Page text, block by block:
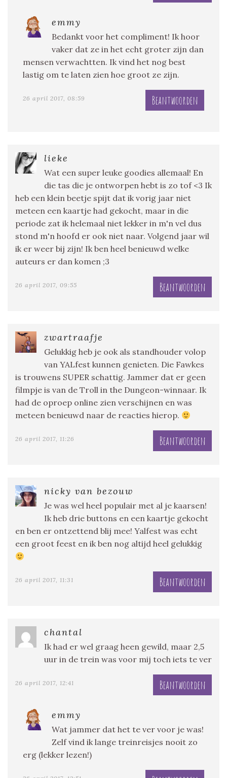
emmy
Bedankt voor het compliment! Ik hoor
vaker dat ze in het echt groter zijn dan
mensen verwachtten. Ik vind het nog best
lastig om te laten zien hoe groot ze zijn.
26 april 2017, 08:59 Beantwoorden
lieke
Wat een super leuke goodies allemaal! En
die tas die je ontworpen hebt is zo tof <3 Ik
heb een klein beetje spijt dat ik vorig jaar niet
meteen een kaartje had gekocht, maar in die
periode zat ik helemaal niet lekker in m'n vel dus
stond m'n hoofd er ook niet naar. Volgend jaar wil
ik er weer bij zijn! Ik ben heel benieuwd welke
auteurs er dan komen ;3
26 april 2017, 09:55 Beantwoorden
zwartraafje
Gelukkig heb je ook als standhouder volop
van YALfest kunnen genieten. Die Fawkes
is trouwens SUPER schattig. Jammer dat er geen
filmpje is van de Troll in the Dungeon-winnaar. Ik
had de oproep online zien verschijnen en was
meteen benieuwd naar de reacties hierop.
26 april 2017, 11:26 Beantwoorden
nicky van bezouw
Je was wel heel populair met al je kaarsen!
Ik heb drie buttons en een kaartje gekocht
en ben er ontzettend blij mee! Yalfest was echt
een groot feest en ik ben nog altijd heel gelukkig
26 april 2017, 11:31 Beantwoorden
chantal
Ik had er wel graag heen gewild, maar 2,5
uur in de trein was voor mij toch iets te ver
26 april 2017, 12:41 Beantwoorden
emmy
Wat jammer dat het te ver voor je was!
Zelf vind ik lange treinreisjes nooit zo
erg (lekker lezen!)